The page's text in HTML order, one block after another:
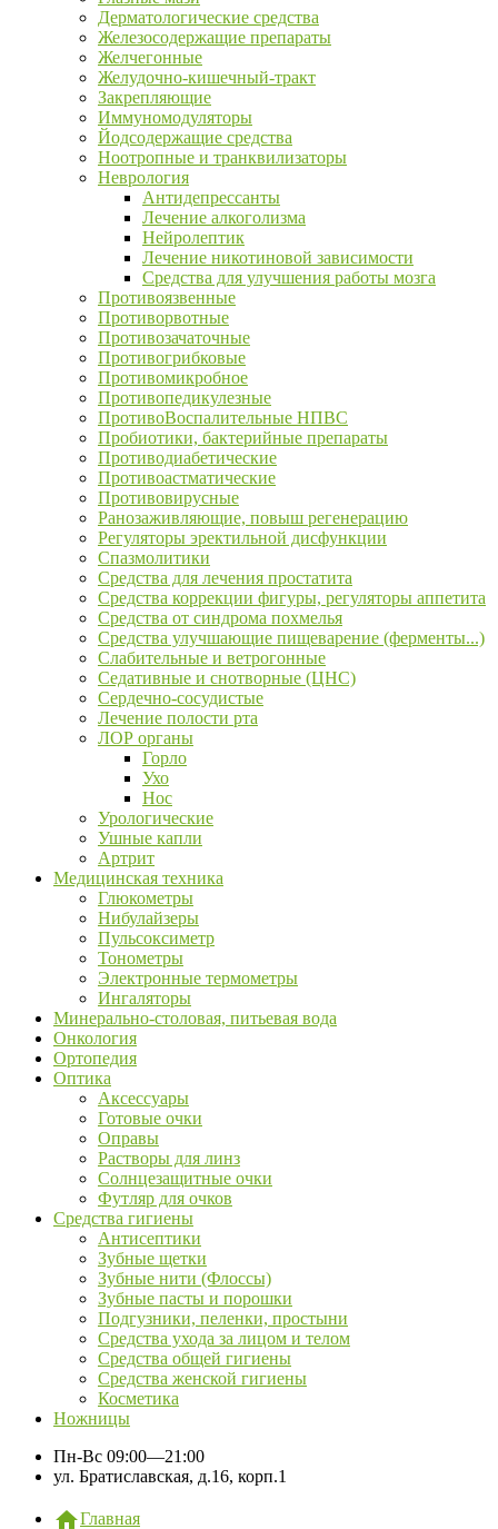
Дерматологические средства
Железосодержащие препараты
Желчегонные
Желудочно-кишечный-тракт
Закрепляющие
Иммуномодуляторы
Йодсодержащие средства
Ноотропные и транквилизаторы
Неврология
Антидепрессанты
Лечение алкоголизма
Нейролептик
Лечение никотиновой зависимости
Средства для улучшения работы мозга
Противоязвенные
Противорвотные
Противозачаточные
Противогрибковые
Противомикробное
Противопедикулезные
ПротивоВоспалительные НПВС
Пробиотики, бактерийные препараты
Противодиабетические
Противоастматические
Противовирусные
Ранозаживляющие, повыш регенерацию
Регуляторы эректильной дисфункции
Спазмолитики
Средства для лечения простатита
Средства коррекции фигуры, регуляторы аппетита
Средства от синдрома похмелья
Средства улучшающие пищеварение (ферменты...)
Слабительные и ветрогонные
Седативные и снотворные (ЦНС)
Сердечно-сосудистые
Лечение полости рта
ЛОР органы
Горло
Ухо
Нос
Урологические
Ушные капли
Артрит
Медицинская техника
Глюкометры
Нибулайзеры
Пульсоксиметр
Тонометры
Электронные термометры
Ингаляторы
Минерально-столовая, питьевая вода
Онкология
Ортопедия
Оптика
Аксессуары
Готовые очки
Оправы
Растворы для линз
Солнцезащитные очки
Футляр для очков
Средства гигиены
Антисептики
Зубные щетки
Зубные нити (Флоссы)
Зубные пасты и порошки
Подгузники, пеленки, простыни
Средства ухода за лицом и телом
Средства общей гигиены
Средства женской гигиены
Косметика
Ножницы
Пн-Вс 09:00—21:00
ул. Братиславская, д.16, корп.1
Главная